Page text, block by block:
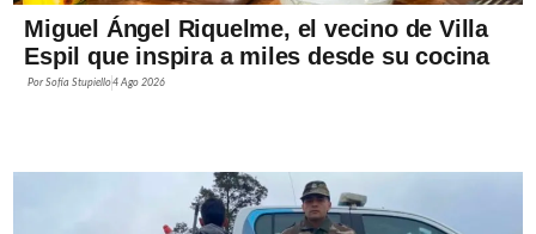
Miguel Ángel Riquelme, el vecino de Villa
Espil que inspira a miles desde su cocina
PorSofía Stupiello4 Ago 2026